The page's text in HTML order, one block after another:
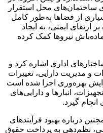
محل استقرار
از فضاها به‌طور کامل
ارتقای ایمنی، به ایجاد
نیروها کمک کرده
اداری اشاره کرد و
و مدیریت دارایی، تغییرات
بهره‌وری اجرا شده است
انبارها و دارایی‌های
گیرد.
درباره بهبود فرآیندهای
نظم‌دهی به پرداخت حقوق‌